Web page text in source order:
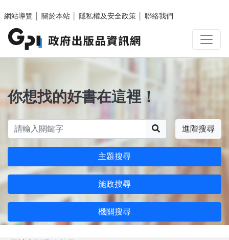
網站導覽
關於本站 隱私權及安全政策 聯絡我們
你想找的好書在這裡！
進階搜尋
主題搜尋
施政搜尋
機關搜尋